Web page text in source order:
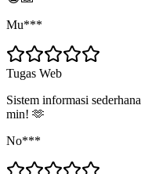
Mu***
Tugas Web
Sistem informasi
min! 🫶
No***